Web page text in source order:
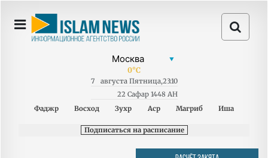
0°C
7 августа Пятница,23:10
22 Сафар 1448 AH
Фаджр
Восход Зухр Аср Магриб Иша
Подписаться на расписание